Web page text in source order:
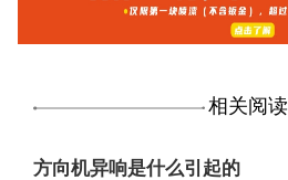
相关阅读
方向机异响是什么引起的